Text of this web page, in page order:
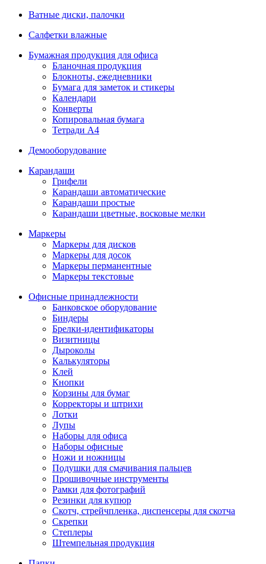
Ватные диски, палочки
Салфетки влажные
Бумажная продукция для офиса
Бланочная продукция
Блокноты, ежедневники
Бумага для заметок и стикеры
Календари
Конверты
Копировальная бумага
Тетради А4
Демооборудование
Карандаши
Грифели
Карандаши автоматические
Карандаши простые
Карандаши цветные, восковые мелки
Маркеры
Маркеры для дисков
Маркеры для досок
Маркеры перманентные
Маркеры текстовые
Офисные принадлежности
Банковское оборудование
Биндеры
Брелки-идентификаторы
Визитницы
Дыроколы
Калькуляторы
Клей
Кнопки
Корзины для бумаг
Корректоры и штрихи
Лотки
Лупы
Наборы для офиса
Наборы офисные
Ножи и ножницы
Подушки для смачивания пальцев
Прошивочные инструменты
Рамки для фотографий
Резинки для купюр
Скотч, стрейчпленка, диспенсеры для скотча
Скрепки
Степлеры
Штемпельная продукция